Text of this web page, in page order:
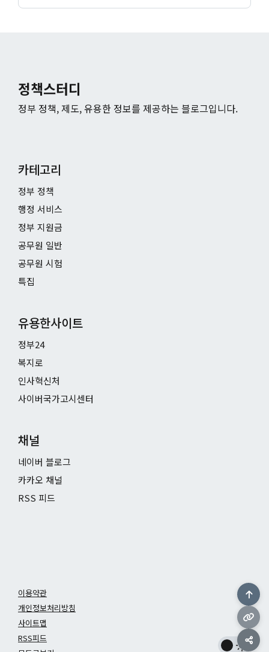
정책스터디
정부 정책, 제도, 유용한 정보를 제공하는 블로그입니다.
카테고리
정부 정책
행정 서비스
정부 지원금
공무원 일반
공무원 시험
특집
유용한사이트
정부24
복지로
인사혁신처
사이버국가고시센터
채널
네이버 블로그
카카오 채널
RSS 피드
이용약관
개인정보처리방침
사이트맵
RSS피드